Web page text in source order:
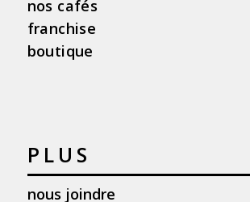
nos cafés
franchise
boutique
PLUS
nous joindre